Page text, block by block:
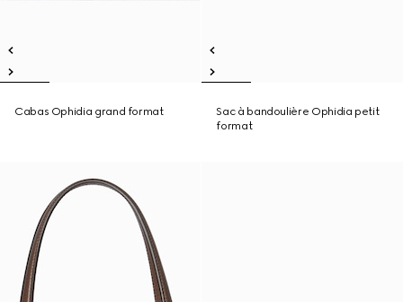
Cabas Ophidia grand format
Sac à bandoulière Ophidia petit
format